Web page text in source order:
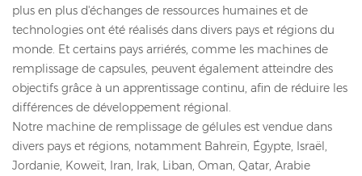
plus en plus d'échanges de ressources humaines et de
technologies ont été réalisés dans divers pays et régions du
monde. Et certains pays arriérés, comme les machines de
remplissage de capsules, peuvent également atteindre des
objectifs grâce à un apprentissage continu, afin de réduire les
différences de développement régional.
Notre machine de remplissage de gélules est vendue dans
divers pays et régions, notamment Bahreïn, Égypte, Israël,
Jordanie, Koweït, Iran, Irak, Liban, Oman, Qatar, Arabie